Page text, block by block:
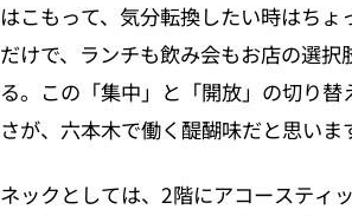
はこもって、気分転換したい時はちょ
だけで、ランチも飲み会もお店の選択
る。この「集中」と「開放」の切り替
さが、六本木で働く醍醐味だと思いま
ネックとしては、2階にアコースティ